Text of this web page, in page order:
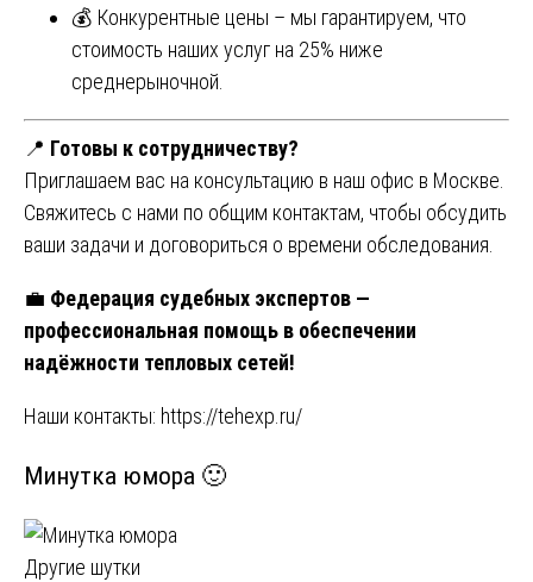
💰 Конкурентные цены – мы гарантируем, что
стоимость наших услуг на 25% ниже
среднерыночной.
📍 Готовы к сотрудничеству?
Приглашаем вас на консультацию в наш офис в Москве.
Свяжитесь с нами по общим контактам, чтобы обсудить
ваши задачи и договориться о времени обследования.
💼 Федерация судебных экспертов —
профессиональная помощь в обеспечении
надёжности тепловых сетей!
Наши контакты: https://tehexp.ru/
Минутка юмора 🙂
Другие шутки